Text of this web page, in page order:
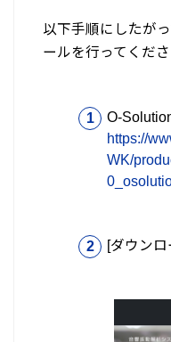
以下手順にしたが
ールを行ってくださ
O-
https://
WK/
[ダウン